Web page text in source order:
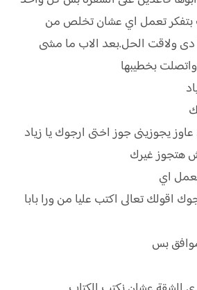
بتفكر تعمل اي عشان تخلص من
دى ولاقت الحل.بعد الاب ما مشى
بخطيبها
عاوز يجوزينى جوز اختى ارجوك يا زياد
هتجوز غيرك
اي
اقولك تعالى اكتب عليا من ورا بابا
بس